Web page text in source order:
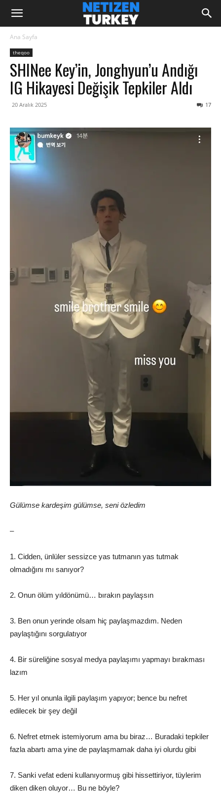
Ana Sayfa
theqoo
SHINee Key’in, Jonghyun’u Andığı
IG Hikayesi Değişik Tepkiler Aldı
20 Aralık 2025 17
Gülümse kardeşim gülümse, seni özledim
–
1. Cidden, ünlüler sessizce yas tutmanın yas tutmak
olmadığını mı sanıyor?
2. Onun ölüm yıldönümü… bırakın paylaşsın
3. Ben onun yerinde olsam hiç paylaşmazdım. Neden
paylaştığını sorgulatıyor
4. Bir süreliğine sosyal medya paylaşımı yapmayı bırakması
lazım
5. Her yıl onunla ilgili paylaşım yapıyor; bence bu nefret
edilecek bir şey değil
6. Nefret etmek istemiyorum ama bu biraz… Buradaki tepkiler
fazla abartı ama yine de paylaşmamak daha iyi olurdu gibi
7. Sanki vefat edeni kullanıyormuş gibi hissettiriyor, tüylerim
diken diken oluyor… Bu ne böyle?